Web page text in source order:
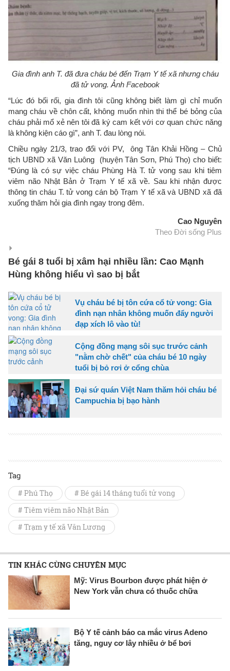
Gia đình anh T. đã đưa cháu bé đến Trạm Y tế xã nhưng cháu
đã tử vong. Ảnh Facebook
“Lúc đó bối rối, gia đình tôi cũng không biết làm gì chỉ muốn
mang cháu về chôn cất, không muốn nhìn thi thể bé bỏng của
cháu phải mổ xẻ nên tôi đã ký cam kết với cơ quan chức năng
là không kiện cáo gì”, anh T. đau lòng nói.
Chiều ngày 21/3, trao đổi với PV, ông Tân Khải Hồng – Chủ
tịch UBND xã Văn Luông (huyện Tân Sơn, Phú Thọ) cho biết:
“Đúng là có sự việc cháu Phùng Hà T. tử vong sau khi tiêm
viêm não Nhật Bản ở Trạm Y tế xã về. Sau khi nhận được
thông tin cháu T. tử vong cán bộ Trạm Y tế xã và UBND xã đã
xuống thăm hỏi gia đình ngay trong đêm.
Cao Nguyên
Theo Đời sống Plus
Bé gái 8 tuổi bị xâm hại nhiều lần: Cao Mạnh
Hùng không hiểu vì sao bị bắt
Vụ cháu bé bị tôn cứa cổ tử vong: Gia
đình nạn nhân không muốn đẩy người
đạp xích lô vào tù!
Cộng đồng mạng sôi sục trước cảnh
"nằm chờ chết" của cháu bé 10 ngày
tuổi bị bỏ rơi ở cổng chùa
Đại sứ quán Việt Nam thăm hỏi cháu bé
Campuchia bị bạo hành
Tag
# Phú Thọ
# Bé gái 14 tháng tuổi tử vong
# Tiêm viêm não Nhật Bản
# Trạm y tế xã Văn Lương
TIN KHÁC CÙNG CHUYÊN MỤC
Mỹ: Virus Bourbon được phát hiện ở
New York vẫn chưa có thuốc chữa
Bộ Y tế cảnh báo ca mắc virus Adeno
tăng, nguy cơ lây nhiều ở bể bơi